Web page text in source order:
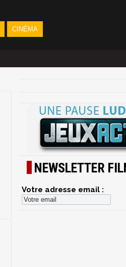
CINÉMA
NEWSLETTER
Votre adresse email :